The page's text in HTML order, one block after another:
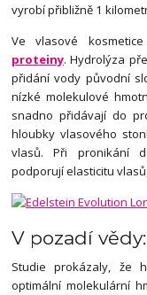
vyrobí přibližně 1
Ve vlasové
proteiny. Hydrolýza
přidání vody původní
nízké molekulové
snadno přidávají do
hloubky vlasového
vlasů. Při pronikání
podporují elasticitu
V pozadí
Studie prokázaly, že
optimální molekulární